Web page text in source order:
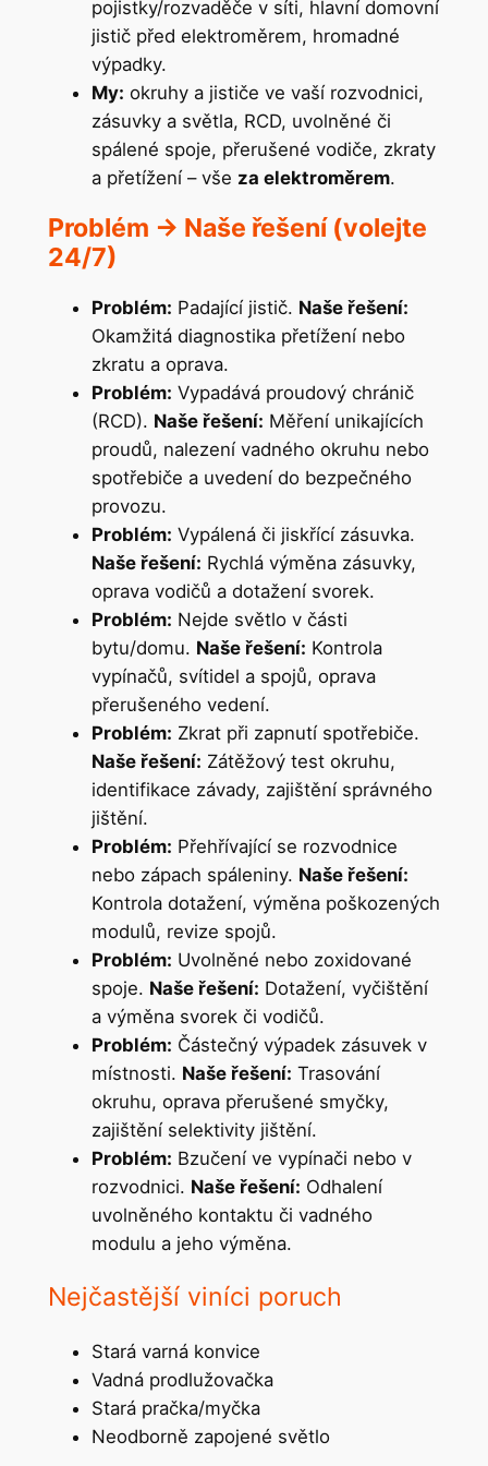
pojistky/rozvaděče v síti, hlavní domovní
jistič před elektroměrem, hromadné
výpadky.
My: okruhy a jističe ve vaší rozvodnici,
zásuvky a světla, RCD, uvolněné či
spálené spoje, přerušené vodiče, zkraty
a přetížení – vše za elektroměrem.
Problém -> Naše řešení (volejte
24/7)
Problém: Padající jistič. Naše řešení:
Okamžitá diagnostika přetížení nebo
zkratu a oprava.
Problém: Vypadává proudový chránič
(RCD). Naše řešení: Měření unikajících
proudů, nalezení vadného okruhu nebo
spotřebiče a uvedení do bezpečného
provozu.
Problém: Vypálená či jiskřící zásuvka.
Naše řešení: Rychlá výměna zásuvky,
oprava vodičů a dotažení svorek.
Problém: Nejde světlo v části
bytu/domu. Naše řešení: Kontrola
vypínačů, svítidel a spojů, oprava
přerušeného vedení.
Problém: Zkrat při zapnutí spotřebiče.
Naše řešení: Zátěžový test okruhu,
identifikace závady, zajištění správného
jištění.
Problém: Přehřívající se rozvodnice
nebo zápach spáleniny. Naše řešení:
Kontrola dotažení, výměna poškozených
modulů, revize spojů.
Problém: Uvolněné nebo zoxidované
spoje. Naše řešení: Dotažení, vyčištění
a výměna svorek či vodičů.
Problém: Částečný výpadek zásuvek v
místnosti. Naše řešení: Trasování
okruhu, oprava přerušené smyčky,
zajištění selektivity jištění.
Problém: Bzučení ve vypínači nebo v
rozvodnici. Naše řešení: Odhalení
uvolněného kontaktu či vadného
modulu a jeho výměna.
Nejčastější viníci poruch
Stará varná konvice
Vadná prodlužovačka
Stará pračka/myčka
Neodborně zapojené světlo